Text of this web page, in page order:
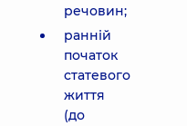
речовин;
ранній
початок
статевого
життя
(до